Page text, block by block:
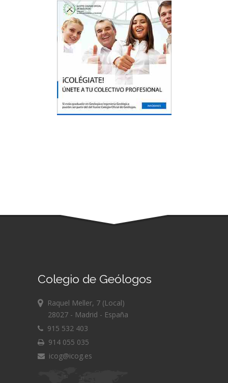
Colegio de Geólogos
Raquel Meller, 7 (Local)
28027 - Madrid - España
915 532 403
914 055 035
icog@icog.es